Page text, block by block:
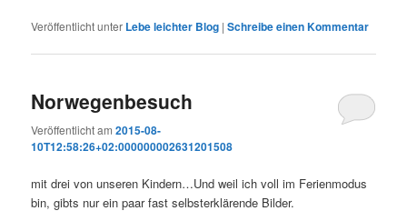
Veröffentlicht unter Lebe leichter Blog |Schreibe einen Kommentar
Norwegenbesuch
Veröffentlicht am2015-08-
10T12:58:26+02:000000002631201508
mit drei von unseren Kindern…Und weil ich voll im Ferienmodus
bin, gibts nur ein paar fast selbsterklärende Bilder.